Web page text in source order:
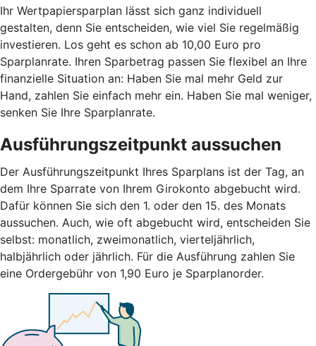
Ihr Wertpapiersparplan lässt sich ganz individuell
gestalten, denn Sie entscheiden, wie viel Sie regelmäßig
investieren. Los geht es schon ab 10,00 Euro pro
Sparplanrate. Ihren Sparbetrag passen Sie flexibel an Ihre
finanzielle Situation an: Haben Sie mal mehr Geld zur
Hand, zahlen Sie einfach mehr ein. Haben Sie mal weniger,
senken Sie Ihre Sparplanrate.
Ausführungszeitpunkt aussuchen
Der Ausführungszeitpunkt Ihres Sparplans ist der Tag, an
dem Ihre Sparrate von Ihrem Girokonto abgebucht wird.
Dafür können Sie sich den 1. oder den 15. des Monats
aussuchen. Auch, wie oft abgebucht wird, entscheiden Sie
selbst: monatlich, zweimonatlich, vierteljährlich,
halbjährlich oder jährlich. Für die Ausführung zahlen Sie
eine Ordergebühr von 1,90 Euro je Sparplanorder.